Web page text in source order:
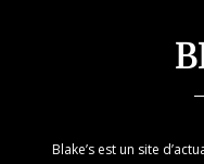
Blake’s est un site